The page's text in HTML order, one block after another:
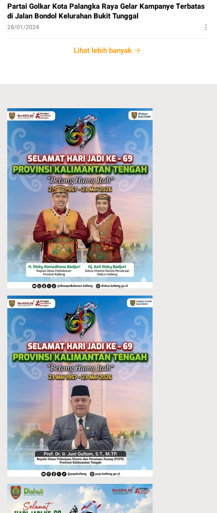
Partai Golkar Kota Palangka Raya Gelar Kampanye Terbatas
di Jalan Bondol Kelurahan Bukit Tunggal
28/01/2024
Lihat lebih banyak